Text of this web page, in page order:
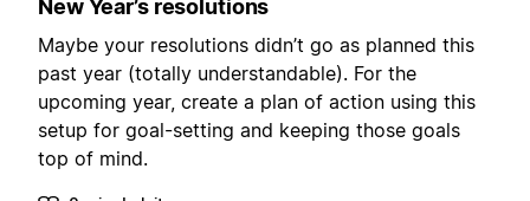
New Year’s resolutions
Maybe your resolutions didn’t go as planned this
past year (totally understandable). For the
upcoming year, create a plan of action using this
setup for goal-setting and keeping those goals
top of mind.